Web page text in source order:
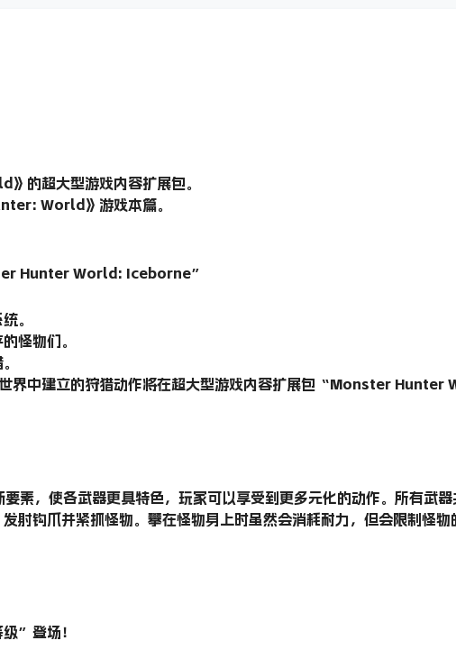
的超大型游戏内容扩展包。
World》游戏本篇。
Hunter World: Iceborne”
。
怪物们。
中建立的狩猎动作将在超大型游戏内容扩展包“Monster
要素，使各武器更具特色，玩家可以享受到更多元化的动作。所有武
射钩爪并紧抓怪物。攀在怪物身上时虽然会消耗耐力，但会限制怪物
”登场！